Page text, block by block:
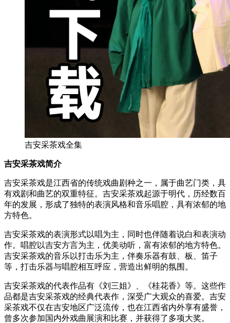
吉安采茶戏全集
吉安采茶戏简介
吉安采茶戏是江西省的传统戏曲剧种之一，属于曲艺门类，具
有戏剧和曲艺的双重特征。吉安采茶戏起源于明代，历经数百
年的发展，形成了独特的表演风格和音乐唱腔，具有浓郁的地
方特色。
吉安采茶戏的表演形式以唱为主，同时也伴随着说白和表演动
作。唱腔以吉安方言为主，优美动听，富有浓郁的地方特色。
吉安采茶戏的音乐以打击乐为主，伴奏乐器有鼓、板、笛子
等，打击乐器与唱腔相互呼应，营造出鲜明的氛围。
吉安采茶戏的代表作品有《刘三姐》、《桂花香》等。这些作
品都是吉安采茶戏的经典代表作，深受广大观众的喜爱。吉安
采茶戏不仅在吉安地区广泛流传，也在江西省内外享有盛誉，
曾多次参加国内外戏曲展演和比赛，并获得了多项大奖。